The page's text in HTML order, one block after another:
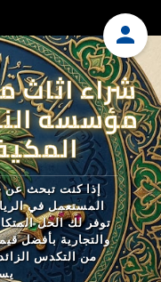
شراء
مؤسسه
إذا كنت تبحث عن
المستعمل في
توفر لك الحل
والتجارية بأفضل
من التكدس